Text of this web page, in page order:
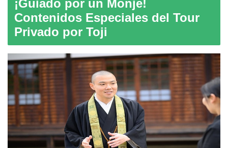
¡Guiado por un Monje!
Contenidos Especiales del Tour
Privado por Toji